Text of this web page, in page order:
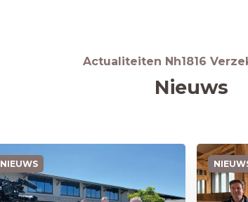
Actualiteiten Nh1816
Nieuws
NIEUWS